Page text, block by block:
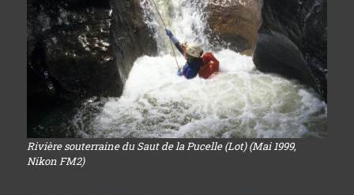
Rivière souterraine du Saut de la Pucelle (Lot) (Mai 1999,
Nikon FM2)